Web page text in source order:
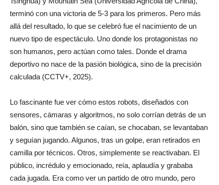
terminó con una victoria de 5-3 para los primeros. Pero más
allá del resultado, lo que se celebró fue el nacimiento de un
nuevo tipo de espectáculo. Uno donde los protagonistas no
son humanos, pero actúan como tales. Donde el drama
deportivo no nace de la pasión biológica, sino de la precisión
calculada (CCTV+, 2025).
Lo fascinante fue ver cómo estos robots, diseñados con
sensores, cámaras y algoritmos, no solo corrían detrás de un
balón, sino que también se caían, se chocaban, se levantaban
y seguían jugando. Algunos, tras un golpe, eran retirados en
camilla por técnicos. Otros, simplemente se reactivaban. El
público, incrédulo y emocionado, reía, aplaudía y grababa
cada jugada. Era como ver un partido de otro mundo, pero